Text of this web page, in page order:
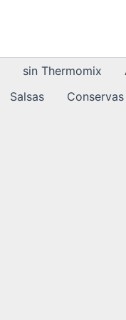
sin Thermomix
Salsas Conservas